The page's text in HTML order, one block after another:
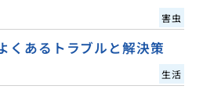
害虫
くあるトラブルと解決策
生活